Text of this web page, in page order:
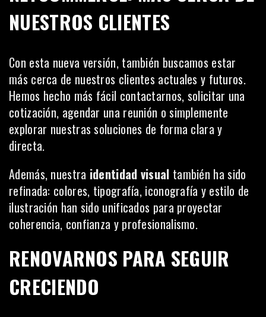
NUESTROS CLIENTES
Con esta nueva versión, también buscamos estar
más cerca de nuestros clientes actuales y futuros.
Hemos hecho más fácil contactarnos, solicitar una
cotización, agendar una reunión o simplemente
explorar nuestras soluciones de forma clara y
directa.
Además, nuestra identidad visual también ha sido
refinada: colores, tipografía, iconografía y estilo de
ilustración han sido unificados para proyectar
coherencia, confianza y profesionalismo.
RENOVARNOS PARA SEGUIR
CRECIENDO